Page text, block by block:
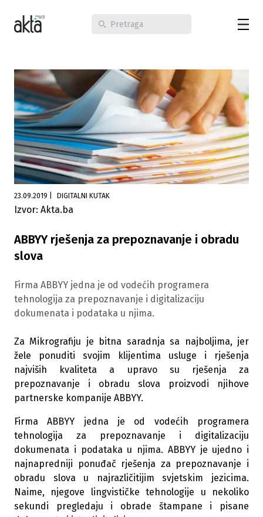
23.09.2019 DIGITALNI KUTAK
Izvor: Akta.ba
ABBYY rješenja za prepoznavanje i obradu
slova
Firma ABBYY jedna je od vodećih programera
tehnologija za prepoznavanje i digitalizaciju
dokumenata i podataka u njima.
Za Mikrografiju je bitna saradnja sa najboljima, jer
žele ponuditi svojim klijentima usluge i rješenja
najviših kvaliteta a upravo su rješenja za
prepoznavanje i obradu slova proizvodi njihove
partnerske kompanije ABBYY.
Firma ABBYY jedna je od vodećih programera
tehnologija za prepoznavanje i digitalizaciju
dokumenata i podataka u njima. ABBYY je ujedno i
najnapredniji ponuđač rješenja za prepoznavanje i
obradu slova u najrazličitijim svjetskim jezicima.
Naime, njegove lingvističke tehnologije u nekoliko
sekundi pregledaju i obrade štampane i pisane